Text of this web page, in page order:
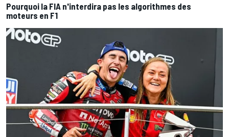
Pourquoi la FIA n'interdira pas les algorithmes des
moteurs en F1